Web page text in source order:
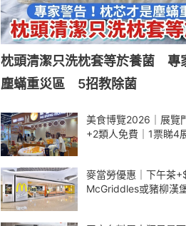
枕頭清潔只洗枕套等於養菌 專
塵蟎重災區 5招教除菌
美食博覽2026｜展覽
+2類人免費｜1票睇4
麥當勞優惠｜下午茶
McGriddles或豬柳漢